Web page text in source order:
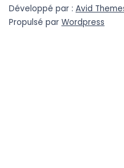
Développé par : Avid
Propulsé par Wordpress